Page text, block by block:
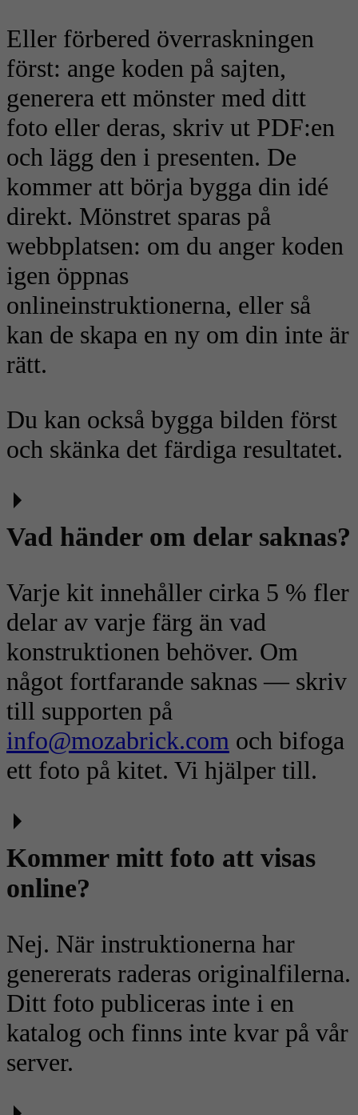
Eller förbered överraskningen
först: ange koden på sajten,
generera ett mönster med ditt
foto eller deras, skriv ut PDF:en
och lägg den i presenten. De
kommer att börja bygga din idé
direkt. Mönstret sparas på
webbplatsen: om du anger koden
igen öppnas
onlineinstruktionerna, eller så
kan de skapa en ny om din inte är
rätt.
Du kan också bygga bilden först
och skänka det färdiga resultatet.
Vad händer om delar saknas?
Varje kit innehåller cirka 5 % fler
delar av varje färg än vad
konstruktionen behöver. Om
något fortfarande saknas — skriv
till supporten på
info@mozabrick.com och bifoga
ett foto på kitet. Vi hjälper till.
Kommer mitt foto att visas
online?
Nej. När instruktionerna har
genererats raderas originalfilerna.
Ditt foto publiceras inte i en
katalog och finns inte kvar på vår
server.